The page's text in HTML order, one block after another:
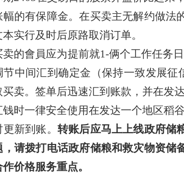
幅的有保障金。在买卖主无解约做
实行及时后原路取消订单。
卖的會員应为提前就1-俩个工作任务
节中间汇到确定金（保持一致发展征
买卖。签单后迅速汇到账款，并在发
钱时一律安全使用在发达一个地区稻
新到账。 转账后应马上上线政府储
，请拨打电话政府储粮和救灾物资储
价格服务重点。